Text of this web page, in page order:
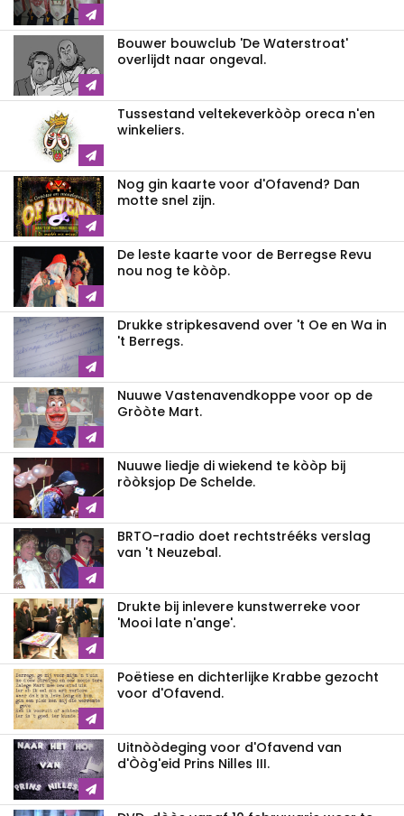
Bouwer bouwclub 'De Waterstroat'
overlijdt naar ongeval.
Tussestand veltekeverkòòp oreca n'en
winkeliers.
Nog gin kaarte voor d'Ofavend? Dan
motte snel zijn.
De leste kaarte voor de Berregse Revu
nou nog te kòòp.
Drukke stripkesavend over 't Oe en Wa in
't Berregs.
Nuuwe Vastenavendkoppe voor op de
Gròòte Mart.
Nuuwe liedje di wiekend te kòòp bij
ròòksjop De Schelde.
BRTO-radio doet rechtstrééks verslag
van 't Neuzebal.
Drukte bij inlevere kunstwerreke voor
'Mooi late n'ange'.
Poëtiese en dichterlijke Krabbe gezocht
voor d'Ofavend.
Uitnòòdeging voor d'Ofavend van
d'Òòg'eid Prins Nilles III.